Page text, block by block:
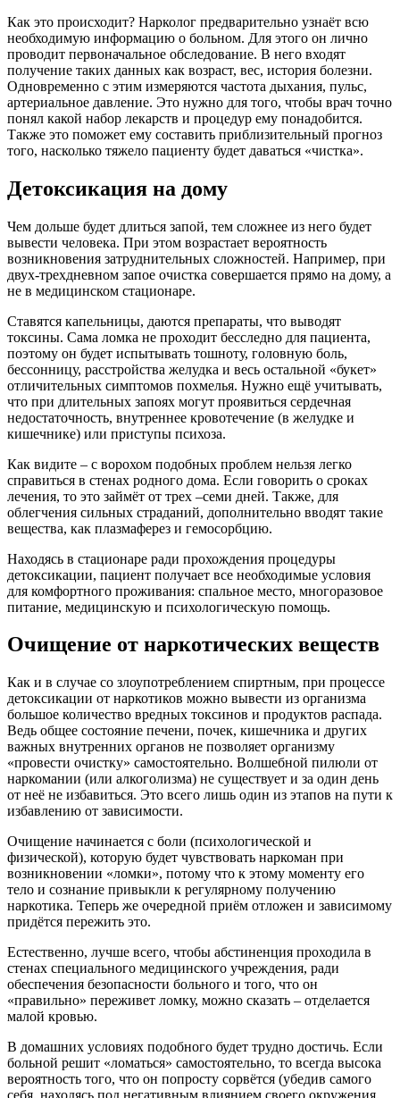
Как это происходит? Нарколог предварительно узнаёт всю
необходимую информацию о больном. Для этого он лично
проводит первоначальное обследование. В него входят
получение таких данных как возраст, вес, история болезни.
Одновременно с этим измеряются частота дыхания, пульс,
артериальное давление. Это нужно для того, чтобы врач точно
понял какой набор лекарств и процедур ему понадобится.
Также это поможет ему составить приблизительный прогноз
того, насколько тяжело пациенту будет даваться «чистка».
Детоксикация на дому
Чем дольше будет длиться запой, тем сложнее из него будет
вывести человека. При этом возрастает вероятность
возникновения затруднительных сложностей. Например, при
двух-трехдневном запое очистка совершается прямо на дому, а
не в медицинском стационаре.
Ставятся капельницы, даются препараты, что выводят
токсины. Сама ломка не проходит бесследно для пациента,
поэтому он будет испытывать тошноту, головную боль,
бессонницу, расстройства желудка и весь остальной «букет»
отличительных симптомов похмелья. Нужно ещё учитывать,
что при длительных запоях могут проявиться сердечная
недостаточность, внутреннее кровотечение (в желудке и
кишечнике) или приступы психоза.
Как видите – с ворохом подобных проблем нельзя легко
справиться в стенах родного дома. Если говорить о сроках
лечения, то это займёт от трех –семи дней. Также, для
облегчения сильных страданий, дополнительно вводят такие
вещества, как плазмаферез и гемосорбцию.
Находясь в стационаре ради прохождения процедуры
детоксикации, пациент получает все необходимые условия
для комфортного проживания: спальное место, многоразовое
питание, медицинскую и психологическую помощь.
Очищение от наркотических веществ
Как и в случае со злоупотреблением спиртным, при процессе
детоксикации от наркотиков можно вывести из организма
большое количество вредных токсинов и продуктов распада.
Ведь общее состояние печени, почек, кишечника и других
важных внутренних органов не позволяет организму
«провести очистку» самостоятельно. Волшебной пилюли от
наркомании (или алкоголизма) не существует и за один день
от неё не избавиться. Это всего лишь один из этапов на пути к
избавлению от зависимости.
Очищение начинается с боли (психологической и
физической), которую будет чувствовать наркоман при
возникновении «ломки», потому что к этому моменту его
тело и сознание привыкли к регулярному получению
наркотика. Теперь же очередной приём отложен и зависимому
придётся пережить это.
Естественно, лучше всего, чтобы абстиненция проходила в
стенах специального медицинского учреждения, ради
обеспечения безопасности больного и того, что он
«правильно» переживет ломку, можно сказать – отделается
малой кровью.
В домашних условиях подобного будет трудно достичь. Если
больной решит «ломаться» самостоятельно, то всегда высока
вероятность того, что он попросту сорвётся (убедив самого